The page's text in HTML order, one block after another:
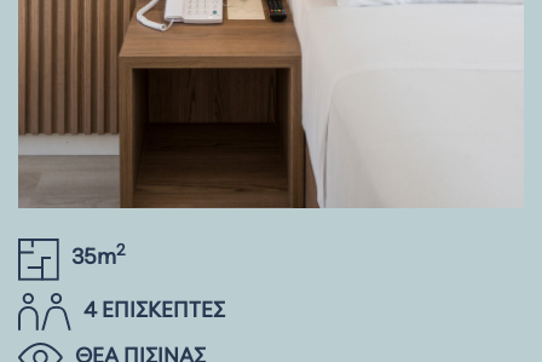
35m2
4 ΕΠΙΣΚΕΠΤΕΣ
ΘΕΑ ΠΙΣΙΝΑΣ